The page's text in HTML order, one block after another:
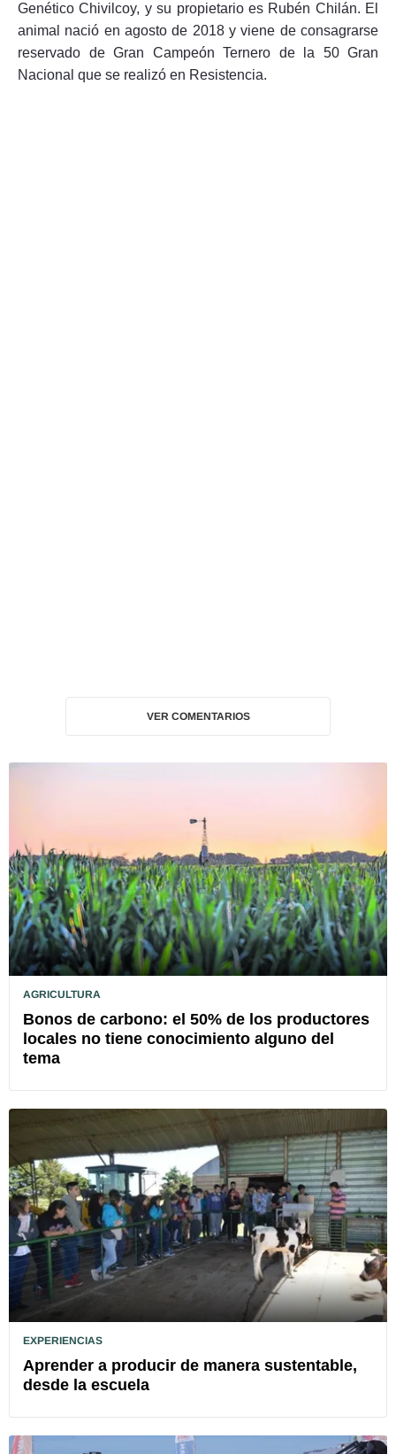
Genético Chivilcoy, y su propietario es Rubén Chilán. El
animal nació en agosto de 2018 y viene de consagrarse
reservado de Gran Campeón Ternero de la 50 Gran
Nacional que se realizó en Resistencia.
VER COMENTARIOS
AGRICULTURA
Bonos de carbono: el 50% de los productores
locales no tiene conocimiento alguno del
tema
EXPERIENCIAS
Aprender a producir de manera sustentable,
desde la escuela